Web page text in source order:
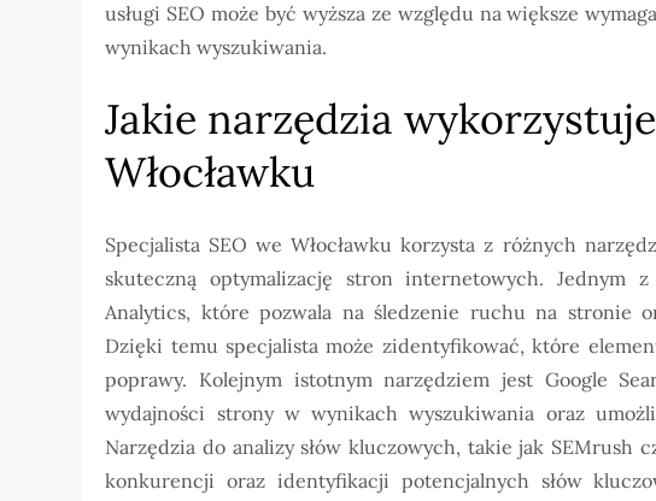
usługi SEO może być wyższa ze względu na większe
wynikach wyszukiwania.
Jakie narzędzia
Włocławku
Specjalista SEO we Włocławku korzysta z różnych
skuteczną optymalizację stron internetowych. Jednym
Analytics, które pozwala na śledzenie ruchu na stronie
Dzięki temu specjalista może zidentyfikować, które
poprawy. Kolejnym istotnym narzędziem jest Google
wydajności strony w wynikach wyszukiwania oraz
Narzędzia do analizy słów kluczowych, takie jak SEMrush
konkurencji oraz identyfikacji potencjalnych słów